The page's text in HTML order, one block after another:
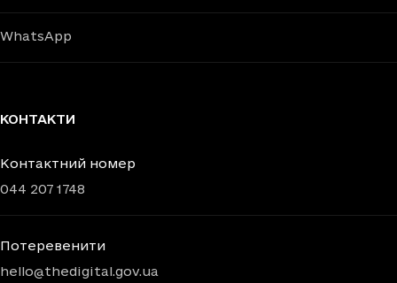
WhatsApp
КОНТАКТИ
Контактний номер
044 207 1748
Потеревенити
hello@thedigital.gov.ua